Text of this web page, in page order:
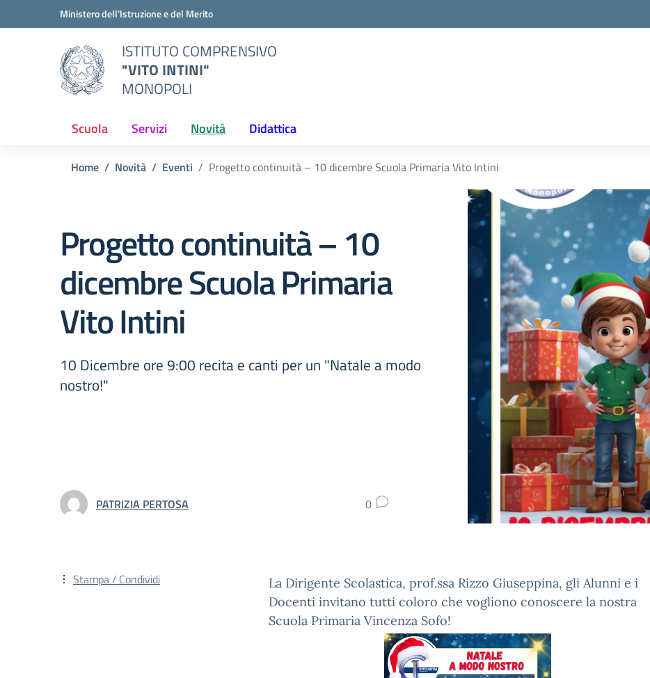
Vai ai contenuti
Vai al menu di navigazioneMinistero dell'Istruzione e del Merito
ISTITUTO COMPRENSIVO
"VITO INTINI"
MONOPOLI
Scuola Servizi Novità Didattica
Home Novità Eventi Progetto continuità – 10 dicembre Scuola Primaria Vito Intini
Progetto continuità – 10
dicembre Scuola Primaria
Vito Intini
10 Dicembre ore 9:00 recita e canti per un "Natale a modo
nostro!"
PATRIZIA PERTOSA 0
La Dirigente Scolastica, prof.ssa Rizzo Giuseppina, gli Alunni e i
Docenti invitano tutti coloro che vogliono conoscere la nostra
Scuola Primaria Vincenza Sofo!
Stampa / Condividi